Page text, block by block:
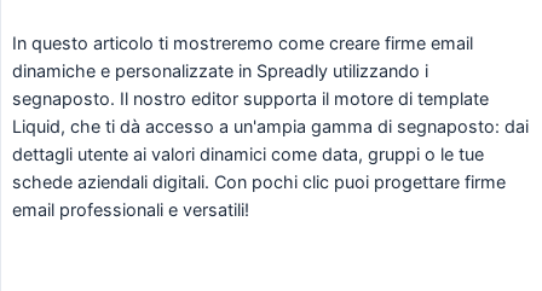
In questo articolo ti mostreremo come creare firme email
dinamiche e personalizzate in Spreadly utilizzando i
segnaposto. Il nostro editor supporta il motore di template
Liquid, che ti dà accesso a un'ampia gamma di segnaposto: dai
dettagli utente ai valori dinamici come data, gruppi o le tue
schede aziendali digitali. Con pochi clic puoi progettare firme
email professionali e versatili!